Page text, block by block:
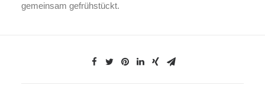
gemeinsam gefrühstückt.